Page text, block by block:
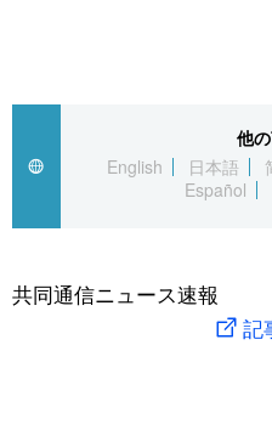
他
English
日本語
Español
共同通信ニュース速報
記